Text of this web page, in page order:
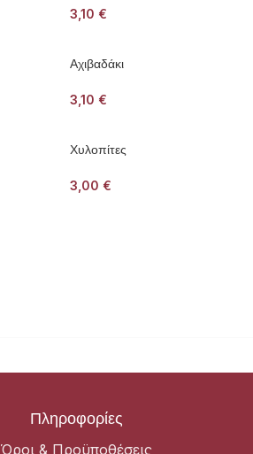
3,10 €
Αχιβαδάκι
3,10 €
Χυλοπίτες
3,00 €
Πληροφορίες
Όροι & Προϋποθέσεις